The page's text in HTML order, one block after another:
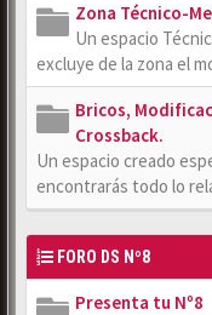
Zona Técnico-
Un espacio
excluye de la zona el
Bricos,
Crossback.
Un espacio creado
encontrarás todo lo
FORO DS Nº8
Presenta tu Nº8